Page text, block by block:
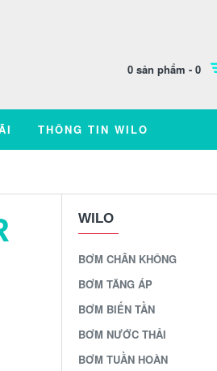
0 sản phẩm - 0
THÔNG TIN WILO
WILO
BƠM CHÂN KHÔNG
BƠM TĂNG ÁP
BƠM BIẾN TẦN
BƠM NƯỚC THẢI
BƠM TUẦN HOÀN